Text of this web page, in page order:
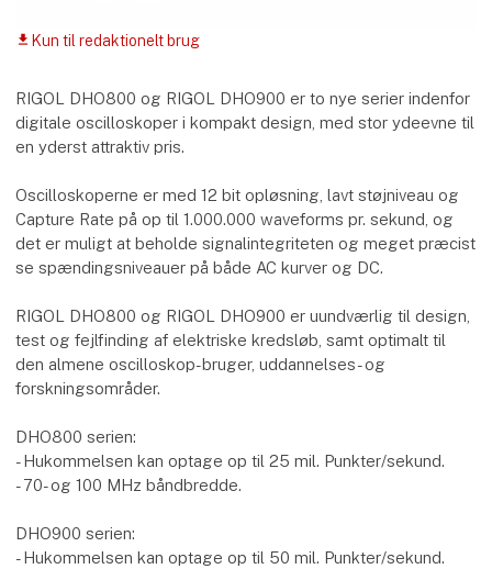
download Kun til redaktionelt brug
RIGOL DHO800 og RIGOL DHO900 er to nye serier indenfor
digitale oscilloskoper i kompakt design, med stor ydeevne til
en yderst attraktiv pris.
Oscilloskoperne er med 12 bit opløsning, lavt støjniveau og
Capture Rate på op til 1.000.000 waveforms pr. sekund, og
det er muligt at beholde signalintegriteten og meget præcist
se spændingsniveauer på både AC kurver og DC.
RIGOL DHO800 og RIGOL DHO900 er uundværlig til design,
test og fejlfinding af elektriske kredsløb, samt optimalt til
den almene oscilloskop-bruger, uddannelses- og
forskningsområder.
DHO800 serien:
- Hukommelsen kan optage op til 25 mil. Punkter/sekund.
- 70- og 100 MHz båndbredde.
DHO900 serien:
- Hukommelsen kan optage op til 50 mil. Punkter/sekund.